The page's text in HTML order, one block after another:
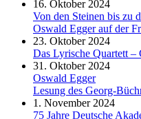
16. Oktober 2024
Von den Steinen bis zu
Oswald Egger auf der
23. Oktober 2024
Das Lyrische Quartett –
31. Oktober 2024
Oswald Egger
Lesung des Georg-
1. November 2024
75 Jahre Deutsche